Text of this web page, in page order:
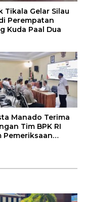
Tikala Gelar Silau
Perempatan
Kuda Paal Dua
Manado Terima
Tim BPK RI
Pemeriksaan
Kamtibmas